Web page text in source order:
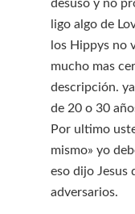
desuso y no
ligo algo de
los Hippys no
mucho mas
descripción.
de 20 o 30
Por ultimo
mismo» yo
eso dijo Jesus
adversarios.